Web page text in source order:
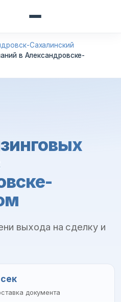
Сахалинский
в Александровске-
выхода на сделку и
документа